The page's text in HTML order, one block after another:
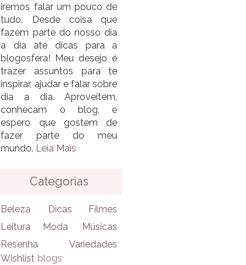
iremos falar um pouco de
tudo. Desde coisa que
fazem parte do nosso dia
a dia até dicas para a
blogosfera! Meu desejo é
trazer assuntos para te
inspirar, ajudar e falar sobre
dia a dia. Aproveitem,
conhecam o blog, e
espero que gostem de
fazer parte do meu
mundo. Leia Mais
Categorias
Beleza Dicas
Filmes
Leitura
Moda
Músicas
Resenha
Variedades
Wishlist blogs